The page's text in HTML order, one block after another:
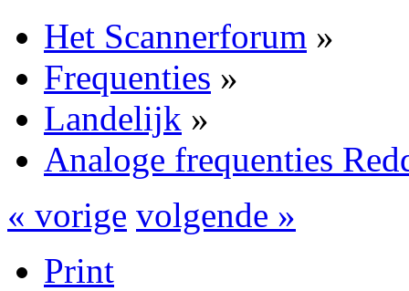
Het Scannerforum »
Frequenties »
Landelijk »
Analoge frequenties
« vorige volgende »
Print